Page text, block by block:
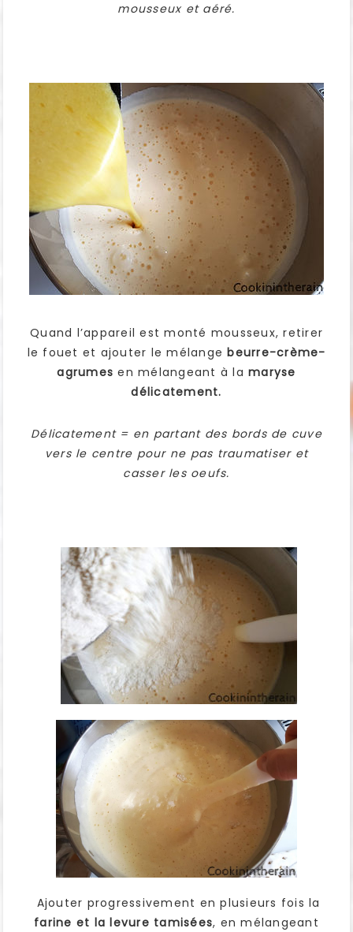
mousseux et aéré.
Quand l’appareil est monté mousseux, retirer
le fouet et ajouter le mélangebeurre-crème-
agrumes en mélangeant à lamaryse
délicatement.
Délicatement = en partant des bords de cuve
vers le centre pour ne pas traumatiser et
casser les oeufs.
Ajouter progressivement en plusieurs fois la
farine et la levure tamisées, en mélangeant